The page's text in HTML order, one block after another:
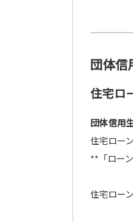
団体信
住宅ロ
団体信用
住宅ロー
**「ロー
住宅ロー